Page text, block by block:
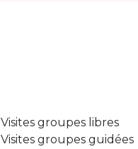
Visites groupes libres
Visites groupes guidées